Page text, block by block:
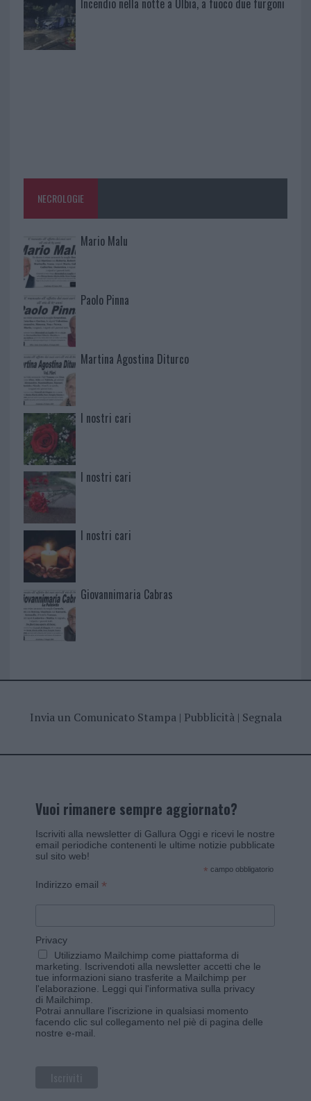
NECROLOGIE
Mario Malu
Paolo Pinna
Martina Agostina Diturco
I nostri cari
I nostri cari
I nostri cari
Giovannimaria Cabras
Invia un Comunicato Stampa| Pubblicità| Segnala
Vuoi rimanere sempre aggiornato?
Iscriviti alla newsletter di Gallura Oggi e ricevi le nostre
email periodiche contenenti le ultime notizie pubblicate
sul sito web!
* campo obbligatorio
Indirizzo email *
Privacy
Utilizziamo Mailchimp come piattaforma di
marketing. Iscrivendoti alla newsletter accetti che le
tue informazioni siano trasferite a Mailchimp per
l'elaborazione. Leggi qui l'informativa sulla privacy
di Mailchimp
Potrai annullare l'iscrizione in qualsiasi momento
facendo clic sul collegamento nel piè di pagina delle
nostre e-mail.